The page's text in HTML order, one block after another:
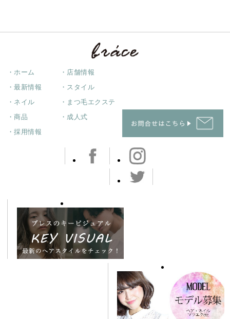
・ホーム ・店舗情報
・最新情報 ・スタイル
・ネイル ・まつ毛エクステ
・商品 ・成人式
・採用情報